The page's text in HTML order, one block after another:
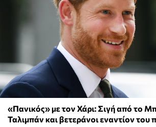
«Πανικός» με τον Χάρι: Σιγή από το
Ταλιμπάν και βετεράνοι εναντίον του